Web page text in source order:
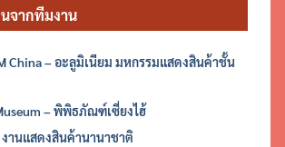
นจากทีมงาน
China – อะลูมิเนียม มหกรรมแสดงสินค้าชั้น
– พิพิธภัณฑ์เซี่ยงไฮ้
งานแสดงสินค้านานาชาติ